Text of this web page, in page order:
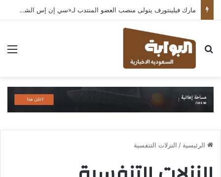
مارك فيلينتورف يتولى منصب العضو المنتدب لـ«سي إن إس الشرق الأوسط» ويشرف على شركات قطاع التكنولوجيا ضمن مجموعة غباش
بحث عن
الرئيسية / النزلات التنفسية